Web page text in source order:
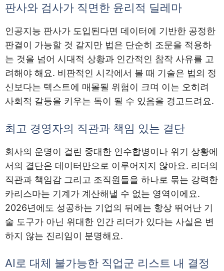
판사와 검사가 직면한 윤리적 딜레마
인공지능 판사가 도입된다면 데이터에 기반한 공정한
판결이 가능할 것 같지만 법은 단순히 조문을 적용하
는 것을 넘어 시대적 상황과 인간적인 참작 사유를 고
려해야 해요. 비판적인 시각에서 볼 때 기술은 법의 정
신보다는 텍스트에 매몰될 위험이 크며 이는 오히려
사회적 갈등을 키우는 독이 될 수 있음을 경고드려요.
최고 경영자의 직관과 책임 있는 결단
회사의 운명이 걸린 중대한 인수합병이나 위기 상황에
서의 결단은 데이터만으로 이루어지지 않아요. 리더의
직관과 책임감 그리고 조직원들을 하나로 묶는 강력한
카리스마는 기계가 계산해낼 수 없는 영역이에요.
2026년에도 성공하는 기업의 뒤에는 항상 뛰어난 기
술 도구가 아닌 위대한 인간 리더가 있다는 사실은 변
하지 않는 진리임이 분명해요.
AI로 대체 불가능한 직업군 리스트 내 결정